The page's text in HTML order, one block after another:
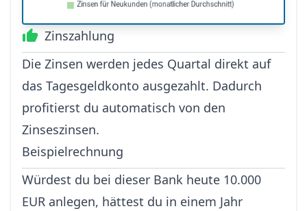
Zinszahlung
Die Zinsen werden jedes Quartal direkt auf
das Tagesgeldkonto ausgezahlt. Dadurch
profitierst du automatisch von den
Zinseszinsen.
Beispielrechnung
Würdest du bei dieser Bank heute 10.000
EUR anlegen, hättest du in einem Jahr